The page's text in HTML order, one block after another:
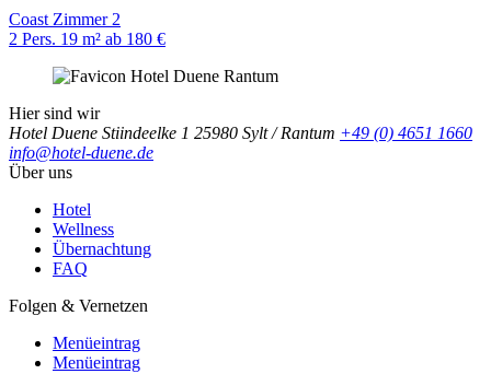
Coast Zimmer 2
2 Pers. 19 m² ab 180 €
Hier sind wir
Hotel Duene Stiindeelke 1 25980 Sylt / Rantum +49 (0) 4651 1660
info@hotel-duene.de
Über uns
Hotel
Wellness
Übernachtung
FAQ
Folgen & Vernetzen
Menüeintrag
Menüeintrag